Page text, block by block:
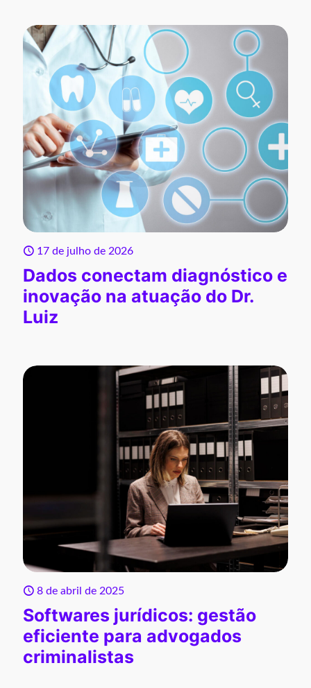
17 de julho de 2026
Dados conectam diagnóstico e
inovação na atuação do Dr.
Luiz
8 de abril de 2025
Softwares jurídicos: gestão
eficiente para advogados
criminalistas